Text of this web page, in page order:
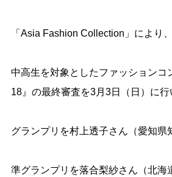
「Asia Fashion Collection」により、
中高生を対象としたファッションコ
18』の最終審査を3月3日（日）に行
グランプリを村上透子さん（愛知県
準グランプリを落合梨紗さん（北海